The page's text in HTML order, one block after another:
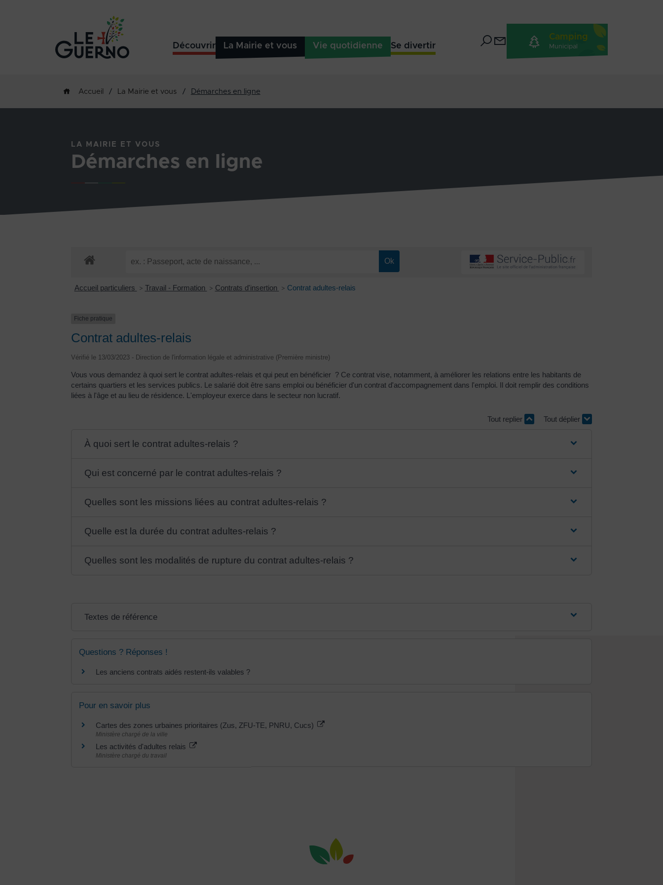
Découvrir La Mairie et vous Vie quotidienne Se divertir
Camping
Municipal
Accueil / La Mairie et vous / Démarches en ligne
LA MAIRIE ET VOUS
Démarches en ligne
Accueil particuliers > Travail - Formation > Contrats d'insertion > Contrat adultes-relais
Fiche pratique
Contrat adultes-relais
Vérifié le 13/03/2023 - Direction de l'information légale et administrative (Première ministre)
Vous vous demandez à quoi sert le contrat adultes-relais et qui peut en bénéficier ? Ce contrat vise, notamment, à améliorer les relations entre les habitants de
certains quartiers et les services publics. Le salarié doit être sans emploi ou bénéficier d'un contrat d'accompagnement dans l'emploi. Il doit remplir des conditions
liées à l'âge et au lieu de résidence. L'employeur exerce dans le secteur non lucratif.
Tout replier Tout déplier
À quoi sert le contrat adultes-relais ?
Qui est concerné par le contrat adultes-relais ?
Quelles sont les missions liées au contrat adultes-relais ?
Quelle est la durée du contrat adultes-relais ?
Quelles sont les modalités de rupture du contrat adultes-relais ?
Textes de référence
Questions ? Réponses !
Les anciens contrats aidés restent-ils valables ?
Pour en savoir plus
Cartes des zones urbaines prioritaires (Zus, ZFU-TE, PNRU, Cucs)
Ministère chargé de la ville
Les activités d'adultes relais
Ministère chargé du travail